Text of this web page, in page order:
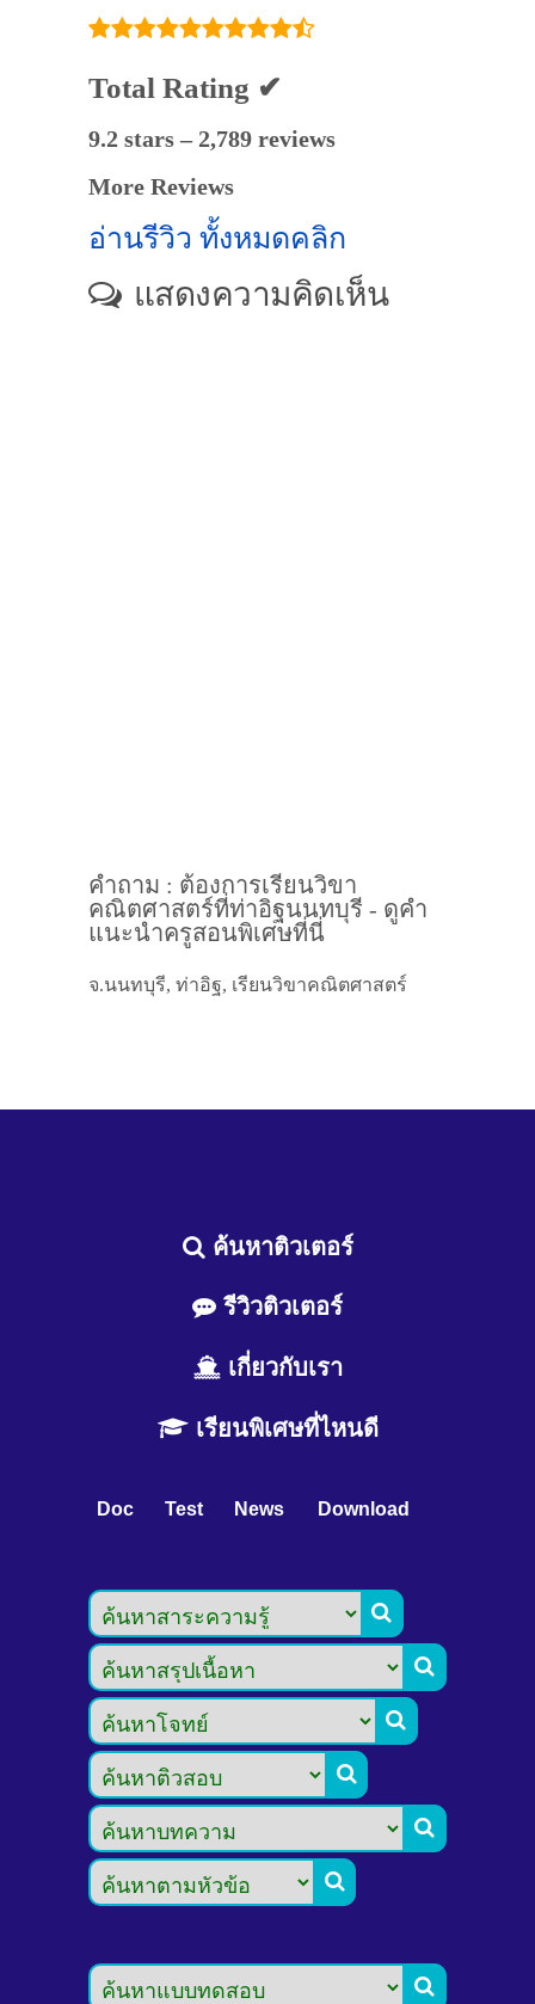
Total Rating ✔
9.2 stars – 2,789 reviews
More Reviews
อ่านรีวิว ทั้งหมดคลิก
แสดงความคิดเห็น
คำถาม : ต้องการเรียนวิขา
คณิตศาสตร์ที่ท่าอิฐนนทบุรี - ดูคำ
แนะนำครูสอนพิเศษที่นี่
จ.นนทบุรี, ท่าอิฐ, เรียนวิขาคณิตศาสตร์
ค้นหาติวเตอร์
รีวิวติวเตอร์
เกี่ยวกับเรา
เรียนพิเศษที่ไหนดี
Doc Test News Download






